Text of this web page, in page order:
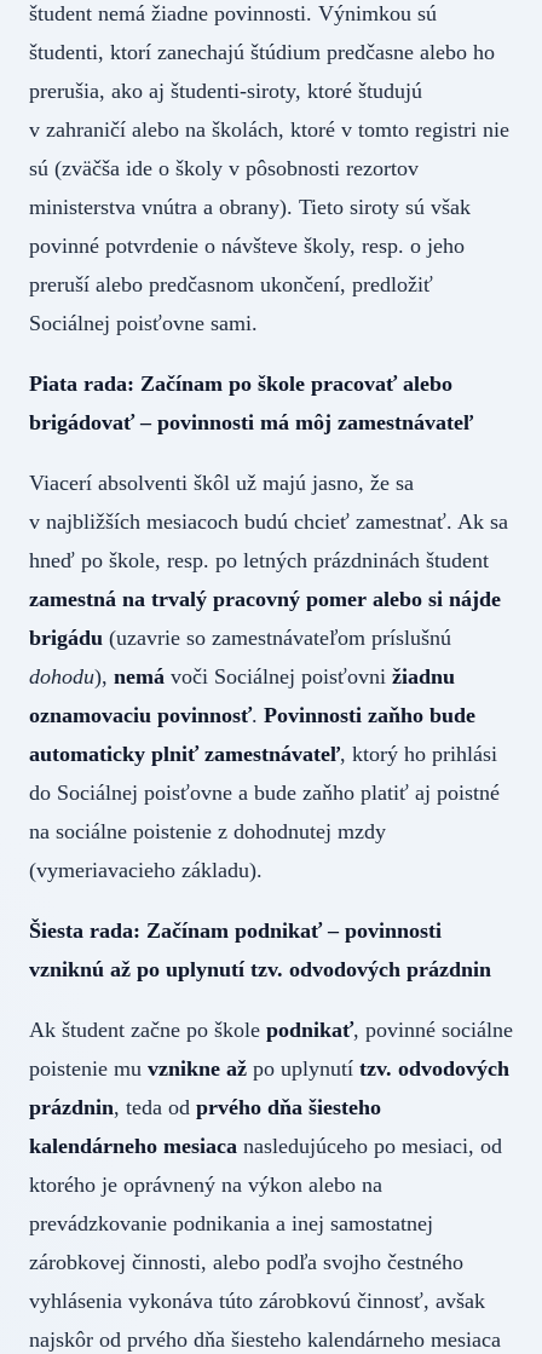
študent nemá žiadne povinnosti. Výnimkou sú
študenti, ktorí zanechajú štúdium predčasne alebo ho
prerušia, ako aj študenti-siroty, ktoré študujú
v zahraničí alebo na školách, ktoré v tomto registri nie
sú (zväčša ide o školy v pôsobnosti rezortov
ministerstva vnútra a obrany). Tieto siroty sú však
povinné potvrdenie o návšteve školy, resp. o jeho
preruší alebo predčasnom ukončení, predložiť
Sociálnej poisťovne sami.
Piata rada: Začínam po škole pracovať alebo
brigádovať – povinnosti má môj zamestnávateľ
Viacerí absolventi škôl už majú jasno, že sa
v najbližších mesiacoch budú chcieť zamestnať. Ak sa
hneď po škole, resp. po letných prázdninách študent
zamestná na trvalý pracovný pomer alebo si nájde
brigádu (uzavrie so zamestnávateľom príslušnú
dohodu), nemá voči Sociálnej poisťovni žiadnu
oznamovaciu povinnosť. Povinnosti zaňho bude
automaticky plniť zamestnávateľ, ktorý ho prihlási
do Sociálnej poisťovne a bude zaňho platiť aj poistné
na sociálne poistenie z dohodnutej mzdy
(vymeriavacieho základu).
Šiesta rada: Začínam podnikať – povinnosti
vzniknú až po uplynutí tzv. odvodových prázdnin
Ak študent začne po škole podnikať, povinné sociálne
poistenie mu vznikne až po uplynutí tzv. odvodových
prázdnin, teda od prvého dňa šiesteho
kalendárneho mesiaca nasledujúceho po mesiaci, od
ktorého je oprávnený na výkon alebo na
prevádzkovanie podnikania a inej samostatnej
zárobkovej činnosti, alebo podľa svojho čestného
vyhlásenia vykonáva túto zárobkovú činnosť, avšak
najskôr od prvého dňa šiesteho kalendárneho mesiaca